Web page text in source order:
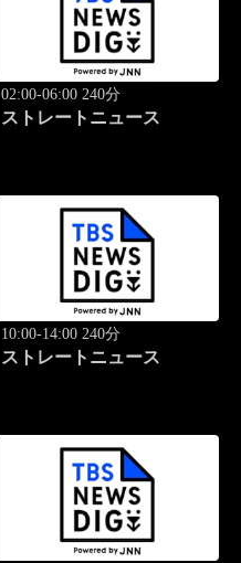
02:00-06:00 240分
ストレートニュース
10:00-14:00 240分
ストレートニュース